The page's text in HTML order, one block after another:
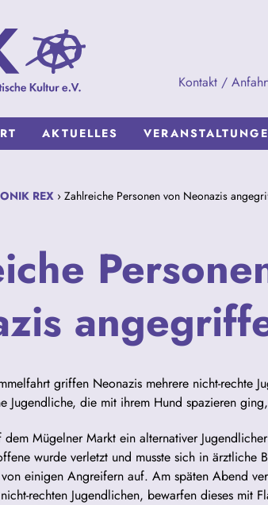
Kontakt /
AKTUELLES
REX › Zahlreiche Personen von Neonazis
griffen Neonazis mehrere nicht-rechte
Jugendliche, die mit ihrem Hund spazieren
Mügelner Markt ein alternativer
wurde verletzt und musste sich in ärztliche
einigen Angreifern auf. Am späten Abend
rechten Jugendlichen, bewarfen dieses mit